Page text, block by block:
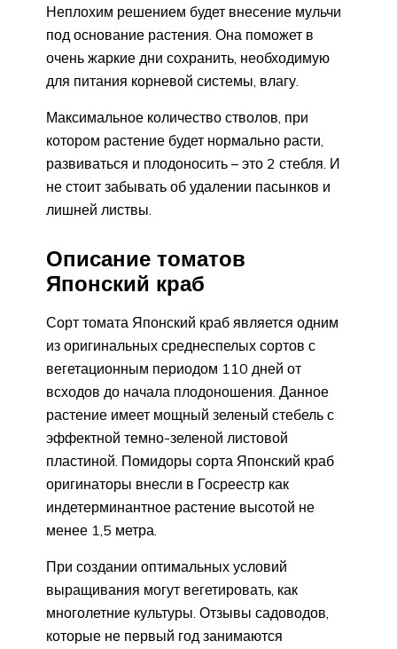
Неплохим решением будет внесение мульчи
под основание растения. Она поможет в
очень жаркие дни сохранить, необходимую
для питания корневой системы, влагу.
Максимальное количество стволов, при
котором растение будет нормально расти,
развиваться и плодоносить – это 2 стебля. И
не стоит забывать об удалении пасынков и
лишней листвы.
Описание томатов
Японский краб
Сорт томата Японский краб является одним
из оригинальных среднеспелых сортов с
вегетационным периодом 110 дней от
всходов до начала плодоношения. Данное
растение имеет мощный зеленый стебель с
эффектной темно-зеленой листовой
пластиной. Помидоры сорта Японский краб
оригинаторы внесли в Госреестр как
индетерминантное растение высотой не
менее 1,5 метра.
При создании оптимальных условий
выращивания могут вегетировать, как
многолетние культуры. Отзывы садоводов,
которые не первый год занимаются